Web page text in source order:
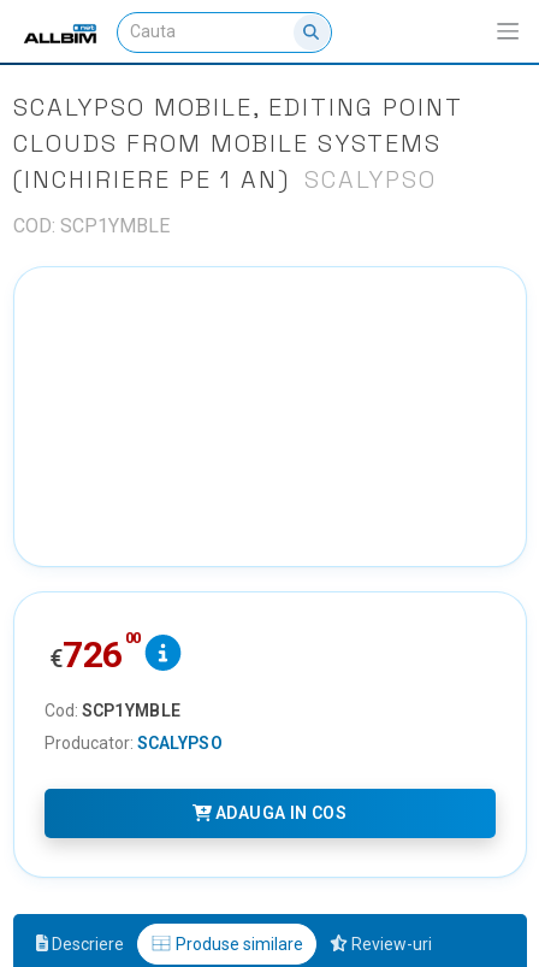
SCALYPSO MOBILE, EDITING POINT
CLOUDS FROM MOBILE SYSTEMS
(INCHIRIERE PE 1 AN)
SCALYPSO
COD: SCP1YMBLE
€726 00
Cod: SCP1YMBLE
Producator: SCALYPSO
ADAUGA IN COS
Descriere Produse similare Review-uri